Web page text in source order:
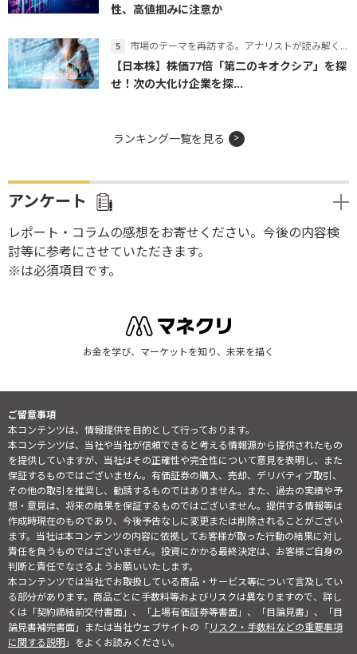
性、高値掴みに注意か
市場のテーマを再訪する。アナリストが読み解くテーマの本質
【日本株】株価77倍「第二のキオクシア」を探
せ！次の大化け企業を探...
ランキング一覧を見る
アンケート
レポート・コラムの感想をお寄せください。今後の内容検
討等に参考にさせていただきます。
※は必須項目です。
お金を学び、マーケットを知り、未来を描く
ご留意事項
本コンテンツは、情報提供を目的として行っております。
本コンテンツは、当社や当社が信頼できると考える情報源から提供されたもの
を提供していますが、当社はその正確性や完全性について意見を表明し、また
保証するものではございません。有価証券の購入、売却、デリバティブ取引、
その他の取引を推奨し、勧誘するものではありません。また、過去の実績や予
想・意見は、将来の結果を保証するものではございません。提供する情報等は
作成時現在のものであり、今後予告なしに変更または削除されることがござい
ます。当社は本コンテンツの内容に依拠してお客様が取った行動の結果に対し
責任を負うものではございません。投資にかかる最終決定は、お客様ご自身の
判断と責任でなさるようお願いいたします。
本コンテンツでは当社でお取扱している商品・サービス等について言及してい
る部分があります。商品ごとに手数料等およびリスクは異なりますので、詳し
くは「契約締結前交付書面」、「上場有価証券等書面」、「目論見書」、「目
論見書補完書面」または当社ウェブサイトの「リスク・手数料などの重要事項
に関する説明」をよくお読みください。